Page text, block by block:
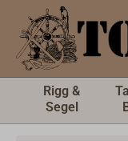
springen
Rigg &
Segel